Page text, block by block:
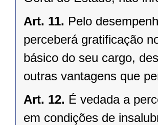
Art. 11. Pelo
perceberá gratificação
básico do seu cargo,
outras vantagens que
Art. 12. É vedada a
em condições de